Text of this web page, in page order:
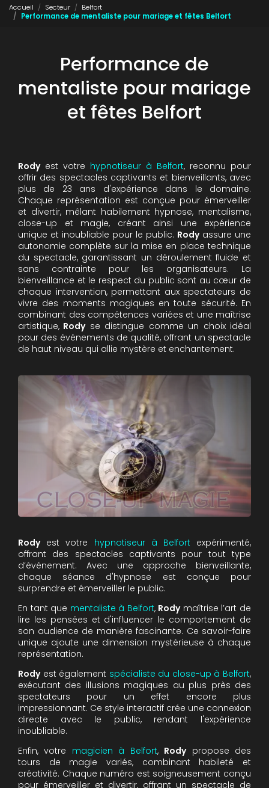
Accueil Secteur
Belfort
Performance de mentaliste pour mariage et fêtes Belfort
Performance de
mentaliste pour mariage
et fêtes Belfort
Rodyest votre hypnotiseur à Belfort, reconnu pour
offrir des spectacles captivants et bienveillants, avec
plus de 23 ans d'expérience dans le domaine.
Chaque représentation est conçue pour émerveiller
et divertir, mêlant habilement hypnose, mentalisme,
close-up et magie, créant ainsi une expérience
unique et inoubliable pour le public. Rodyassure une
autonomie complète sur la mise en place technique
du spectacle, garantissant un déroulement fluide et
sans contrainte pour les organisateurs. La
bienveillance et le respect du public sont au cœur de
chaque intervention, permettant aux spectateurs de
vivre des moments magiques en toute sécurité. En
combinant des compétences variées et une maîtrise
artistique, Rodyse distingue comme un choix idéal
pour des événements de qualité, offrant un spectacle
de haut niveau qui allie mystère et enchantement.
Rodyest votre hypnotiseur à Belfort expérimenté,
offrant des spectacles captivants pour tout type
d’événement. Avec une approche bienveillante,
chaque séance d'hypnose est conçue pour
surprendre et émerveiller le public.
En tant que mentaliste à Belfort, Rodymaîtrise l’art de
lire les pensées et d'influencer le comportement de
son audience de manière fascinante. Ce savoir-faire
unique ajoute une dimension mystérieuse à chaque
représentation.
Rodyest également spécialiste du close-up à Belfort,
exécutant des illusions magiques au plus près des
spectateurs pour un effet encore plus
impressionnant. Ce style interactif crée une connexion
directe avec le public, rendant l'expérience
inoubliable.
Enfin, votre magicien à Belfort, Rodypropose des
tours de magie variés, combinant habileté et
créativité. Chaque numéro est soigneusement conçu
pour émerveiller et divertir, offrant un spectacle de